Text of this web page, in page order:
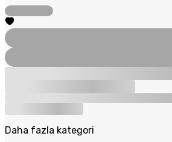
Daha fazla kategori